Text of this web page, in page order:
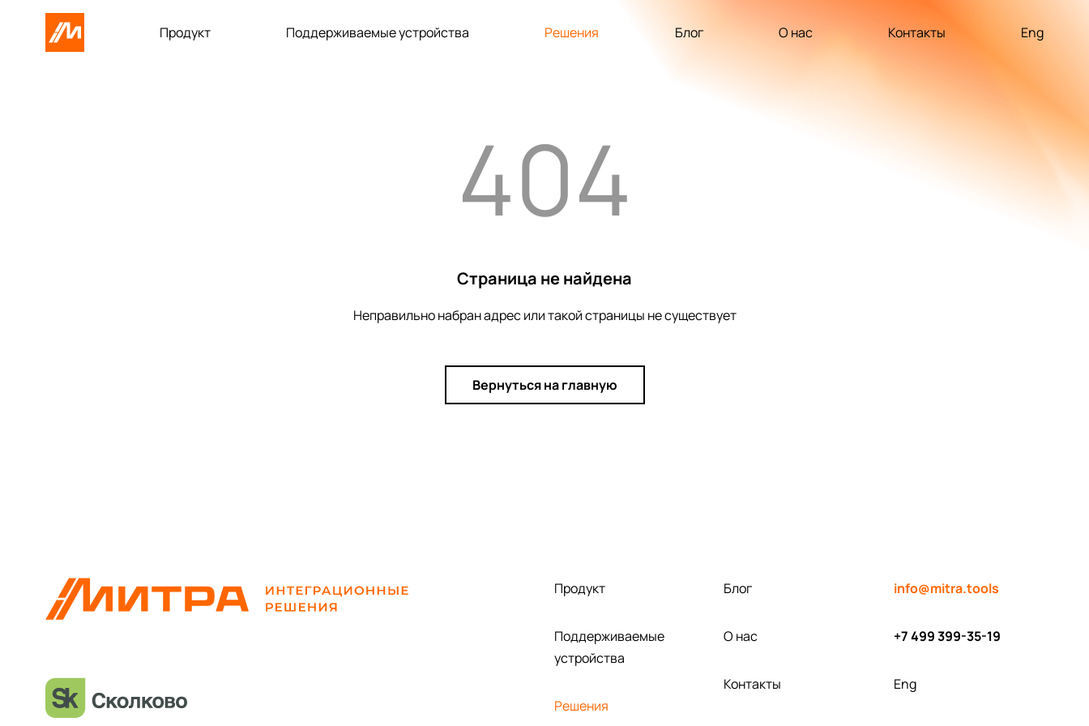
Продукт Поддерживаемые устройства Решения Блог О нас Контакты Eng
404
Страница не найдена
Неправильно набран адрес или такой страницы не существует
Вернуться на главную
Продукт
Поддерживаемые
устройства
Решения
Блог
О нас
Контакты
info@mitra.tools
+7 499 399-35-19
Eng